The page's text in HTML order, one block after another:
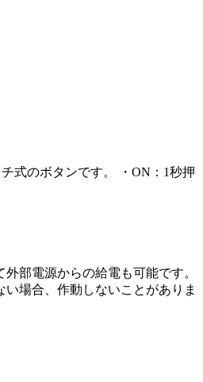
式のボタンです。 ・ON：1秒押
部電源からの給電も可能です。
場合、作動しないことがありま